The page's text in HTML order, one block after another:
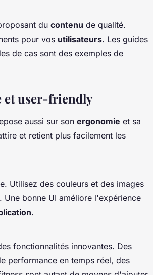
du contenu de qualité.
pour vos utilisateurs. Les guides
de cas sont des exemples de
et user-friendly
aussi sur son ergonomie et sa
et retient plus facilement les
Utilisez des couleurs et des images
bonne UI améliore l'expérience
.
fonctionnalités innovantes. Des
performance en temps réel, des